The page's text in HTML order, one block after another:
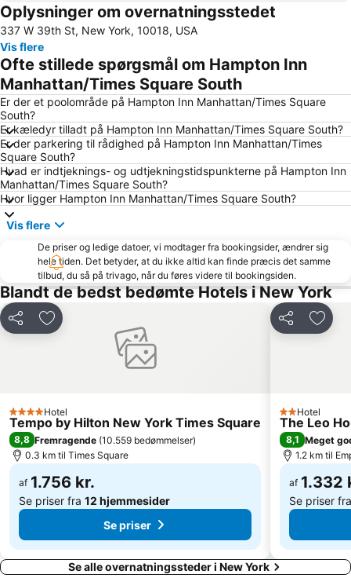
Newark Liberty lufthavn (EWR)
Greenwich Village
Financial District
New York City Marathon
Manhattan Cruise Terminal
Hell's Kitchen
Long Island City
Madison Square Garden
Empire State Building
Upper West Side
Penn Station
Upper East Side
Soho
Lower East Side
East Village
Grand Central Terminal
Brooklyn Bridge
West Village
MetLife Stadium
Broadway
Greenpoint
Wall Street
Queensboro Plz Metro Station
Frihedsgudinden
Macy's Herald Square 34th Street
Union Square Park
The View Restaurant på Marriott Marquis
Rockefeller Center
Washington Square Park
Queensbridge
Hunters Point Ave Metro Station
Oplysninger om overnatningsstedet
337 W 39th St, New York, 10018, USA
Vis flere
Ofte stillede spørgsmål om Hampton Inn
Manhattan/Times Square South
Er der et poolområde på Hampton Inn Manhattan/Times Square
South?
Er kæledyr tilladt på Hampton Inn Manhattan/Times Square South?
Er der parkering til rådighed på Hampton Inn Manhattan/Times
Square South?
Hvad er indtjeknings- og udtjekningstidspunkterne på Hampton Inn
Manhattan/Times Square South?
Hvor ligger Hampton Inn Manhattan/Times Square South?
Vis flere
De priser og ledige datoer, vi modtager fra bookingsider, ændrer sig
hele tiden. Det betyder, at du ikke altid kan finde præcis det samme
tilbud, du så på trivago, når du føres videre til bookingsiden.
Blandt de bedst bedømte Hotels i New York
Del Føj til favoritter
4 Stjerner
Hotel
Tempo by Hilton New York Times Square
8,8 Fremragende (10.559 bedømmelser)
0.3 km til Times Square
af 1.756 kr.
Se priser fra 12 hjemmesider
Se priser
Del Føj
2 Stjerner
Hotel
The Leo
8,1 Meget
1.2 km til
af 1.332
Se priser
Se alle overnatningssteder i New York